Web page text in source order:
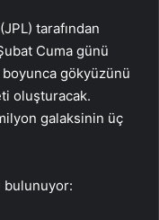
tarafından
Cuma günü
boyunca gökyüzünü
oluşturacak.
galaksinin üç
bulunuyor: